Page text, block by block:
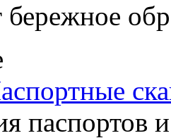
бережное
паспортов